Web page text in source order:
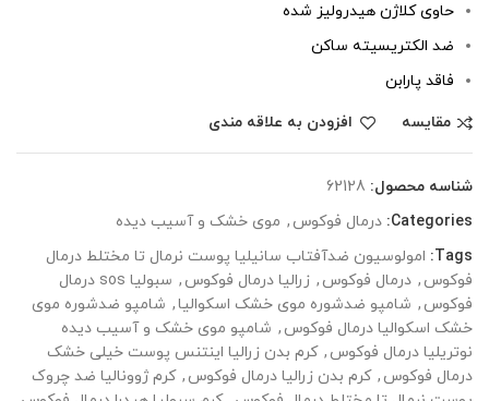
حاوی کلاژن هیدرولیز شده
ضد الکتریسیته ساکن
فاقد پارابن
مقایسه
افزودن به علاقه مندی
شناسه محصول: 62128
Categories: درمال فوکوس , موی خشک و آسیب دیده
Tags: امولوسیون ضدآفتاب سانیلیا پوست نرمال تا مختلط درمال
فوکوس , درمال فوکوس , زرالیا درمال فوکوس ,
سبولیا sos درمال
فوکوس , شامپو ضدشوره موی خشک اسکوالیا, شامپو ضدشوره موی
خشک اسکوالیا درمال فوکوس , شامپو موی خشک و آسیب دیده
نوتریلیا درمال فوکوس , کرم بدن زرالیا اینتنس پوست خیلی خشک
درمال فوکوس , کرم بدن زرالیا درمال فوکوس , کرم ژوونالیا ضد چروک